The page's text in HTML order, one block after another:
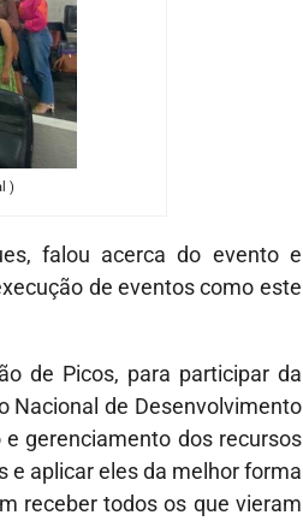
)
falou acerca do evento e
de eventos como este
de Picos, para participar da
Nacional de Desenvolvimento
gerenciamento dos recursos
e aplicar eles da melhor forma
receber todos os que vieram